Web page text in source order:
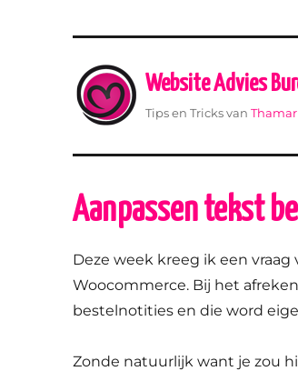
Website Advies
Tips en Tricks vanThamar
Aanpassen tekst
Deze week kreeg ik een vraag
Woocommerce. Bij het
bestelnotities en die word
Zonde natuurlijk want je zou